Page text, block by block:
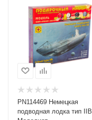
PN114469 Немецкая
подводная лодка тип IIB